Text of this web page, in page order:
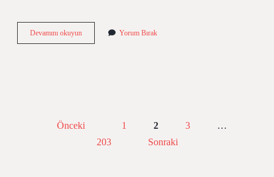
Devamını okuyunAvusturya’nın
en
Yorum Bırak
sayfalaması
Önceki 1 2 3
…
203
Sonraki